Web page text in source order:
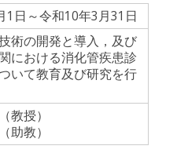
1日～令和10年3月31日
術の開発と導入，及び
における消化管疾患診
いて教育及び研究を行
授）
教）